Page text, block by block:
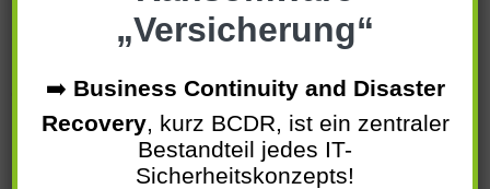
Wir wachsen auch 2026 und 2027!
Zu neuen Horizonten & Karriere
bei der atecto GmbH
„Versicherung“
➡️ Business Continuity and Disaster
Recovery, kurz BCDR, ist ein zentraler
Bestandteil jedes IT-
Sicherheitskonzepts!